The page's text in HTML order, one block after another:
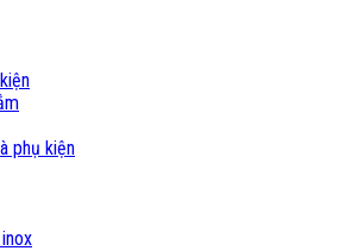
phụ kiện